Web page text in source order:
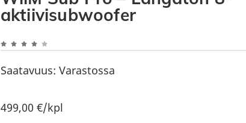
aktiivisubwoofer
Saatavuus: Varastossa
499,00 €/kpl